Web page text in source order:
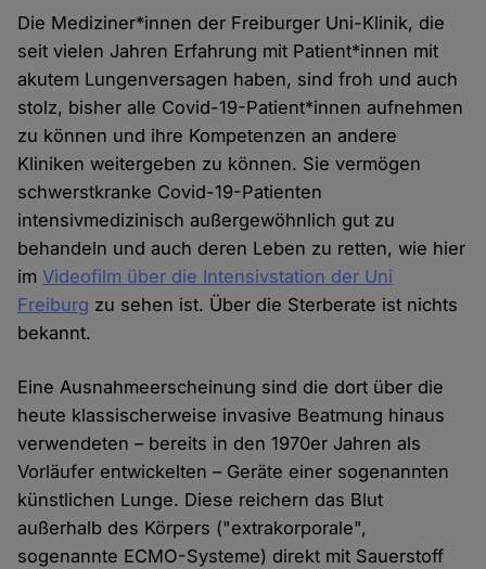
Die Mediziner*innen der Freiburger Uni-Klinik, die
seit vielen Jahren Erfahrung mit Patient*innen mit
akutem Lungenversagen haben, sind froh und auch
stolz, bisher alle Covid-19-Patient*innen aufnehmen
zu können und ihre Kompetenzen an andere
Kliniken weitergeben zu können. Sie vermögen
schwerstkranke Covid-19-Patienten
intensivmedizinisch außergewöhnlich gut zu
behandeln und auch deren Leben zu retten, wie hier
imVideofilm über die Intensivstation der Uni
Freiburg zu sehen ist. Über die Sterberate ist nichts
bekannt.
Eine Ausnahmeerscheinung sind die dort über die
heute klassischerweise invasive Beatmung hinaus
verwendeten – bereits in den 1970er Jahren als
Vorläufer entwickelten – Geräte einer sogenannten
künstlichen Lunge. Diese reichern das Blut
außerhalb des Körpers ("extrakorporale",
sogenannte ECMO-Systeme) direkt mit Sauerstoff